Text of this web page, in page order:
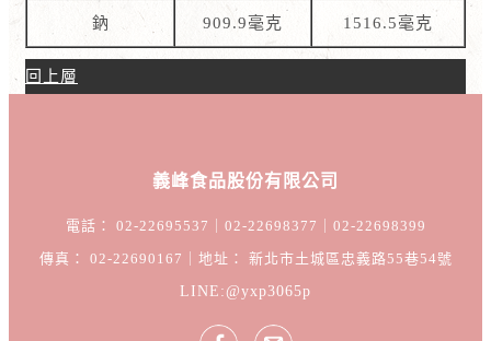
鈉 909.9毫克 1516.5毫克
回上層
義峰食品股份有限公司
電話： 02-22695537｜02-22698377｜02-22698399
傳真： 02-22690167｜地址： 新北市土城區忠義路55巷54號
LINE:@yxp3065p